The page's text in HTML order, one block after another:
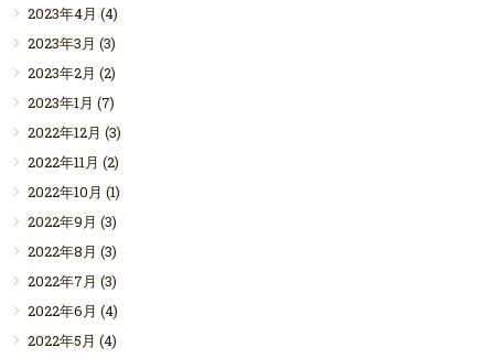
2023年4月 (4)
2023年3月 (3)
2023年2月 (2)
2023年1月 (7)
2022年12月 (3)
2022年11月 (2)
2022年10月 (1)
2022年9月 (3)
2022年8月 (3)
2022年7月 (3)
2022年6月 (4)
2022年5月 (4)